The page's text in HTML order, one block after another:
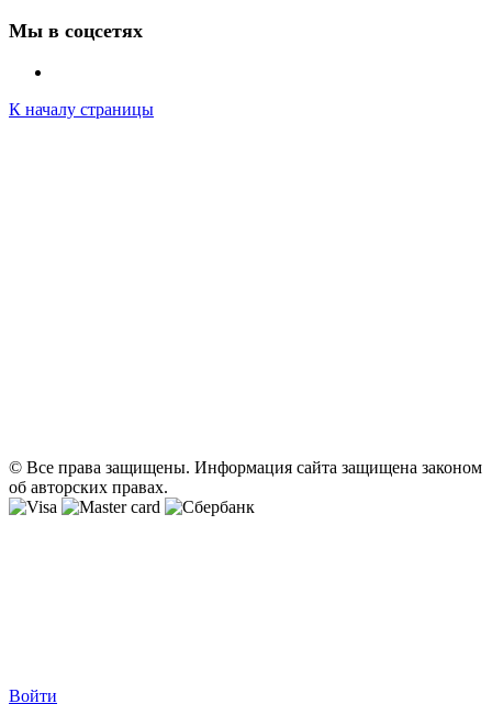
Мы в соцсетях
К началу страницы
© Все права защищены. Информация сайта защищена законом
об авторских правах.
Войти